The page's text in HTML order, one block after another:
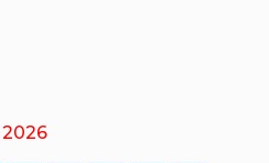
2026